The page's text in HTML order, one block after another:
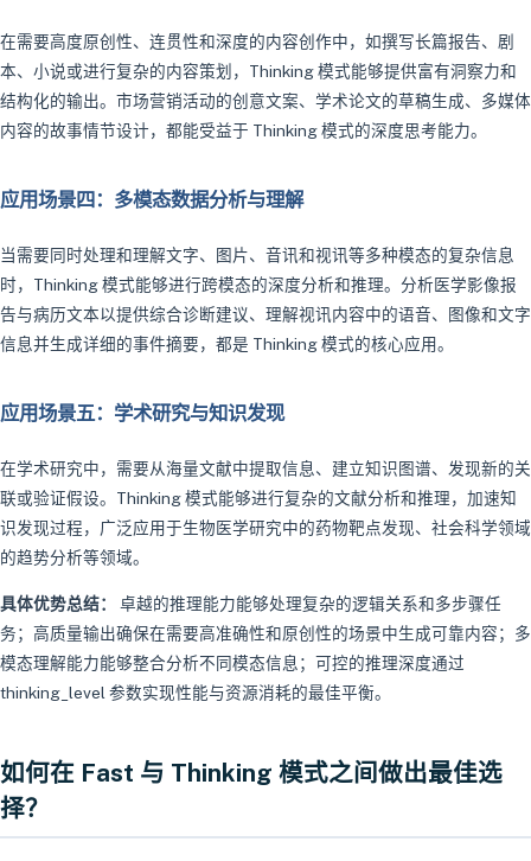
在需要高度原创性、连贯性和深度的内容创作中，如撰写长篇报告、剧
本、小说或进行复杂的内容策划，Thinking 模式能够提供富有洞察力和
结构化的输出。市场营销活动的创意文案、学术论文的草稿生成、多媒体
内容的故事情节设计，都能受益于 Thinking 模式的深度思考能力。
应用场景四：多模态数据分析与理解
当需要同时处理和理解文字、图片、音讯和视讯等多种模态的复杂信息
时，Thinking 模式能够进行跨模态的深度分析和推理。分析医学影像报
告与病历文本以提供综合诊断建议、理解视讯内容中的语音、图像和文字
信息并生成详细的事件摘要，都是 Thinking 模式的核心应用。
应用场景五：学术研究与知识发现
在学术研究中，需要从海量文献中提取信息、建立知识图谱、发现新的关
联或验证假设。Thinking 模式能够进行复杂的文献分析和推理，加速知
识发现过程，广泛应用于生物医学研究中的药物靶点发现、社会科学领域
的趋势分析等领域。
具体优势总结：
卓越的推理能力能够处理复杂的逻辑关系和多步骤任
务；高质量输出确保在需要高准确性和原创性的场景中生成可靠内容；多
模态理解能力能够整合分析不同模态信息；可控的推理深度通过
thinking_level 参数实现性能与资源消耗的最佳平衡。
如何在 Fast 与 Thinking 模式之间做出最佳选
择？